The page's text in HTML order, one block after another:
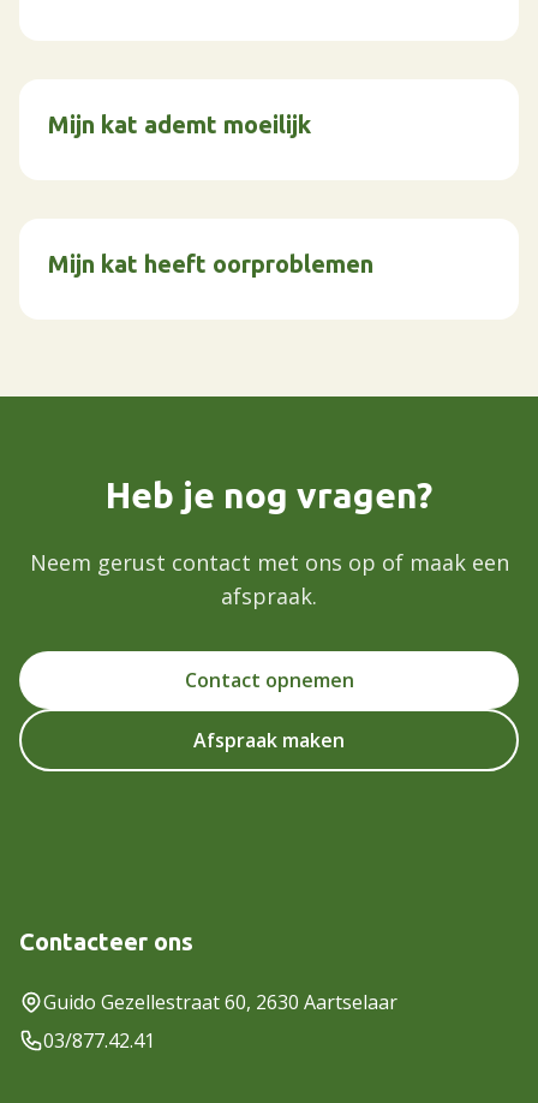
Mijn kat ademt moeilijk
Mijn kat heeft oorproblemen
Heb je nog vragen?
Neem gerust contact met ons op of maak een
afspraak.
Contact opnemen
Afspraak maken
Contacteer ons
Guido Gezellestraat 60, 2630 Aartselaar
03/877.42.41